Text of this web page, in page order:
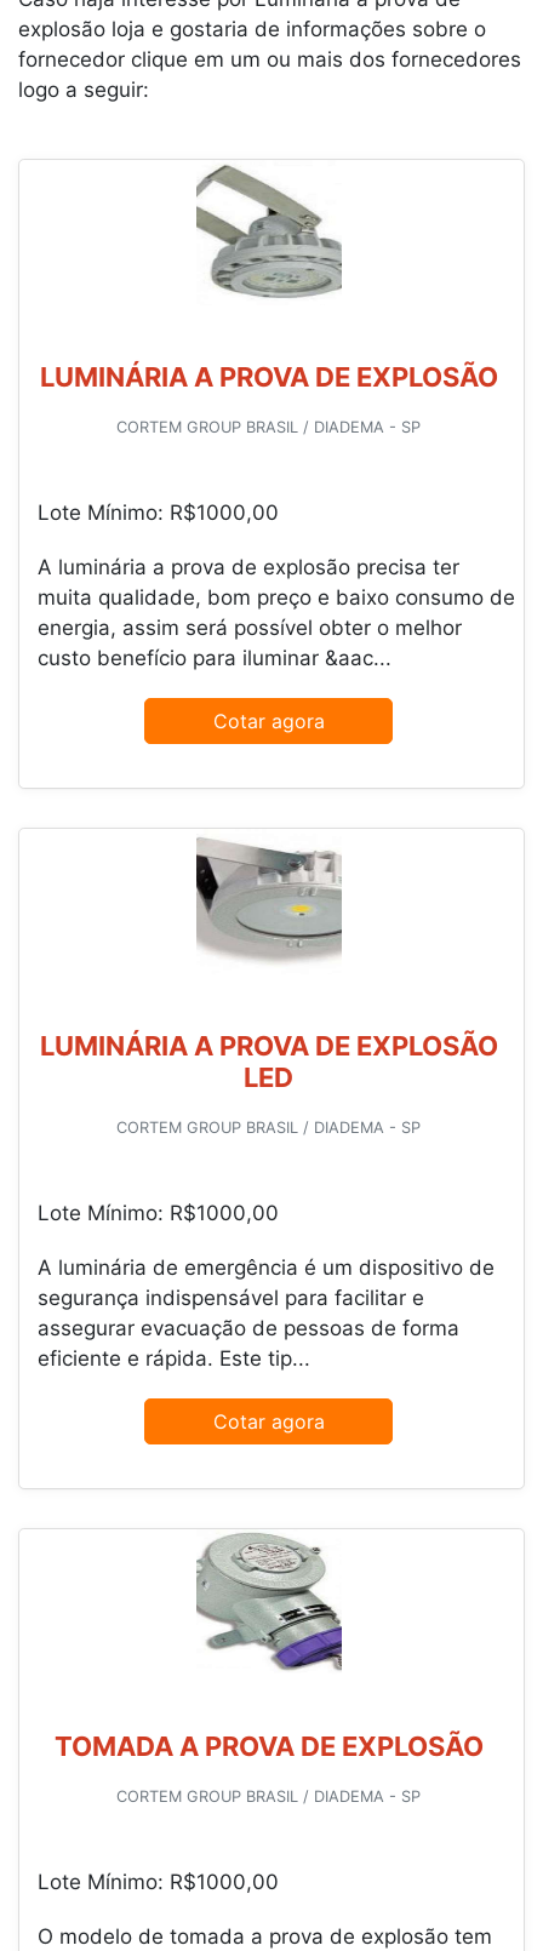
explosão loja e gostaria de informações sobre o
fornecedor clique em um ou mais dos fornecedores
logo a seguir:
LUMINÁRIA A PROVA DE EXPLOSÃO
CORTEM GROUP BRASIL / DIADEMA - SP
Lote Mínimo: R$1000,00
A luminária a prova de explosão precisa ter
muita qualidade, bom preço e baixo consumo de
energia, assim será possível obter o melhor
custo benefício para iluminar &aac...
Cotar agora
LUMINÁRIA A PROVA DE EXPLOSÃO
LED
CORTEM GROUP BRASIL / DIADEMA - SP
Lote Mínimo: R$1000,00
A luminária de emergência é um dispositivo de
segurança indispensável para facilitar e
assegurar evacuação de pessoas de forma
eficiente e rápida. Este tip...
Cotar agora
TOMADA A PROVA DE EXPLOSÃO
CORTEM GROUP BRASIL / DIADEMA - SP
Lote Mínimo: R$1000,00
O modelo de tomada a prova de explosão tem